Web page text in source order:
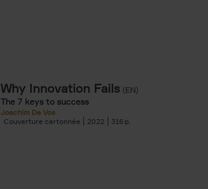
Why Innovation Fails (EN)
The 7 keys to success
Joachim De Vos
Couverture cartonnée
2022 316